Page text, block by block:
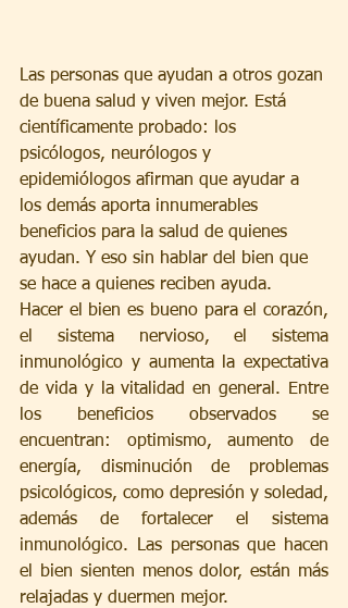
Las personas que ayudan a otros gozan
de buena salud y viven mejor. Está
científicamente probado: los
psicólogos, neurólogos y
epidemiólogos afirman que ayudar a
los demás aporta innumerables
beneficios para la salud de quienes
ayudan. Y eso sin hablar del bien que
se hace a quienes reciben ayuda.
Hacer el bien es bueno para el corazón,
el sistema nervioso, el sistema
inmunológico y aumenta la expectativa
de vida y la vitalidad en general. Entre
los beneficios observados se
encuentran: optimismo, aumento de
energía, disminución de problemas
psicológicos, como depresión y soledad,
además de fortalecer el sistema
inmunológico. Las personas que hacen
el bien sienten menos dolor, están más
relajadas y duermen mejor.